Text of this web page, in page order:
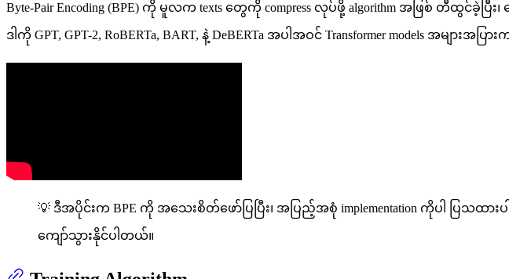
Byte-Pair Encoding (BPE) ကို မူလက texts တွေကို compress လုပ်ဖို့ algorithm အဖြစ် တီထွင်ခဲ့ပ
ဒါကို GPT, GPT-2, RoBERTa, BART, နဲ့ DeBERTa အပါအဝင် Transformer models အများအ
💡 ဒီအပိုင်းက BPE ကို အသေးစိတ်ဖော်ပြပြီး၊ အပြည့်အစုံ implementation ကိုပါ ပြသ
ကျော်သွားနိုင်ပါတယ်။